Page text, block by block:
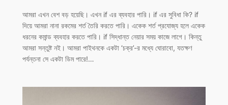
আমরা এখন বেশ বড় হয়েছি। এখন if এর ব্যবহার পারি। if এর সুবিধা কি? if
দিয়ে আমরা নানা রকমের শর্ত তৈরি করতে পারি। একেক শর্ত প্রযোজ্য হলে একেক
ধরনের কমান্ড ব্যবহার করতে পারি। if সিদ্ধান্ত নেয়ার সময় কাজে লাগে। কিন্তু
আমরা সন্তুষ্ট নই। আমরা পাইথনকে একটা ‘চক্র’-র মধ্যে ঘোরাবো, যতক্ষণ
পর্যন্তনা সে একটা ডিম পারে!…